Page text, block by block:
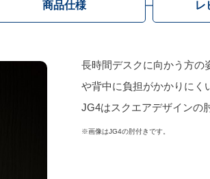
長時間デスクに向かう方の
や背中に負担がかかりにく
JG4はスクエアデザインの
※画像はJG4の肘付きです。
商品仕様 レ